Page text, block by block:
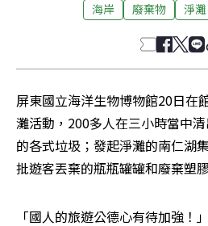
海岸
廢棄物 淨灘
屏東國立海洋生物博物館20日在
灘活動，200多人在三小時當中
的各式垃圾；發起淨灘的南仁湖
批遊客丟棄的瓶瓶罐罐和廢棄塑
「國人的旅遊公德心有待加強！